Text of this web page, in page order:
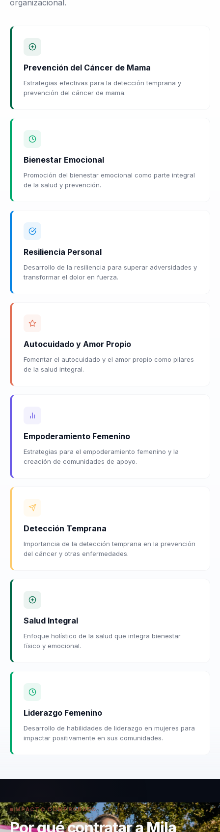
organizacional.
Prevención del Cáncer de Mama
Estrategias efectivas para la detección temprana y
prevención del cáncer de mama.
Bienestar Emocional
Promoción del bienestar emocional como parte integral
de la salud y prevención.
Resiliencia Personal
Desarrollo de la resiliencia para superar adversidades y
transformar el dolor en fuerza.
Autocuidado y Amor Propio
Fomentar el autocuidado y el amor propio como pilares
de la salud integral.
Empoderamiento Femenino
Estrategias para el empoderamiento femenino y la
creación de comunidades de apoyo.
Detección Temprana
Importancia de la detección temprana en la prevención
del cáncer y otras enfermedades.
Salud Integral
Enfoque holístico de la salud que integra bienestar
físico y emocional.
Liderazgo Femenino
Desarrollo de habilidades de liderazgo en mujeres para
impactar positivamente en sus comunidades.
IMPACTO COMPROBADO
Por qué contratar a Mila